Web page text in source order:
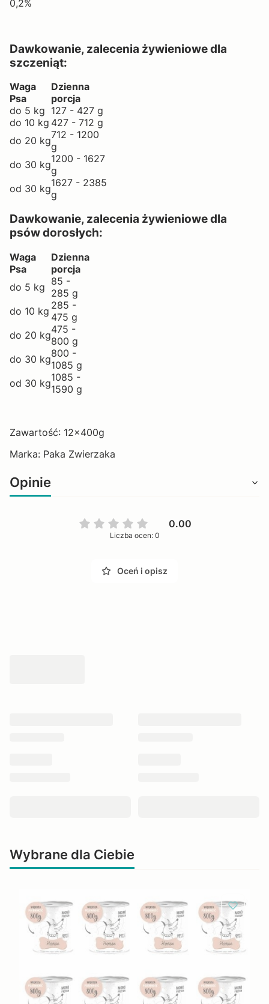
0,2%
Dawkowanie, zalecenia żywieniowe dla
szczeniąt:
Waga
Psa
Dzienna
porcja
do 5 kg 127 - 427 g
do 10 kg 427 - 712 g
do 20 kg712 - 1200
g
do 30 kg1200 - 1627
g
od 30 kg1627 - 2385
g
Dawkowanie, zalecenia żywieniowe dla
psów dorosłych:
Waga
Psa
Dzienna
porcja
do 5 kg 85 -
285 g
do 10 kg 285 -
475 g
do 20 kg475 -
800 g
do 30 kg800 -
1085 g
od 30 kg1085 -
1590 g
Zawartość: 12x400g
Marka: Paka Zwierzaka
Opinie
0.00
Liczba ocen: 0
Oceń i opisz
Wybrane dla Ciebie